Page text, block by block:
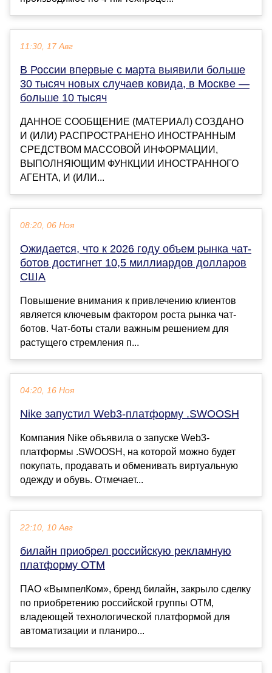
11:30, 17 Авг
В России впервые с марта выявили больше
30 тысяч новых случаев ковида, в Москве —
больше 10 тысяч
ДАННОЕ СООБЩЕНИЕ (МАТЕРИАЛ) СОЗДАНО
И (ИЛИ) РАСПРОСТРАНЕНО ИНОСТРАННЫМ
СРЕДСТВОМ МАССОВОЙ ИНФОРМАЦИИ,
ВЫПОЛНЯЮЩИМ ФУНКЦИИ ИНОСТРАННОГО
АГЕНТА, И (ИЛИ...
08:20, 06 Ноя
Ожидается, что к 2026 году объем рынка чат-
ботов достигнет 10,5 миллиардов долларов
США
Повышение внимания к привлечению клиентов
является ключевым фактором роста рынка чат-
ботов. Чат-боты стали важным решением для
растущего стремления п...
04:20, 16 Ноя
Nike запустил Web3-платформу .SWOOSH
Компания Nike объявила о запуске Web3-
платформы .SWOOSH, на которой можно будет
покупать, продавать и обменивать виртуальную
одежду и обувь. Отмечает...
22:10, 10 Авг
билайн приобрел российскую рекламную
платформу ОТМ
ПАО «ВымпелКом», бренд билайн, закрыло сделку
по приобретению российской группы OTM,
владеющей технологической платформой для
автоматизации и планиро...